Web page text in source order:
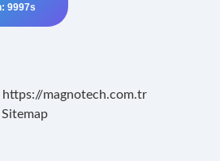
https://magnotech.com.tr
Sitemap